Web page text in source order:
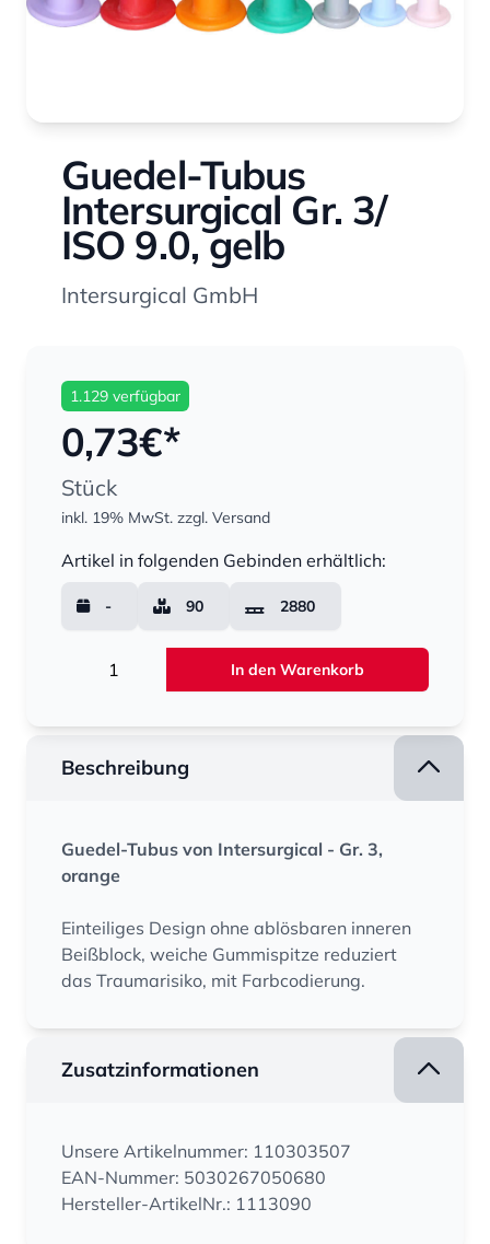
Guedel-Tubus
Intersurgical Gr. 3/
ISO 9.0, gelb
Intersurgical GmbH
1.129 verfügbar
0,73€*
Stück
inkl. 19% MwSt. zzgl. Versand
Artikel in folgenden Gebinden erhältlich:
- 90 2880
In den Warenkorb
Beschreibung
Guedel-Tubus von Intersurgical - Gr. 3,
orange
Einteiliges Design ohne ablösbaren inneren
Beißblock, weiche Gummispitze reduziert
das Traumarisiko, mit Farbcodierung.
Zusatzinformationen
Unsere Artikelnummer: 110303507
EAN-Nummer: 5030267050680
Hersteller-ArtikelNr.: 1113090